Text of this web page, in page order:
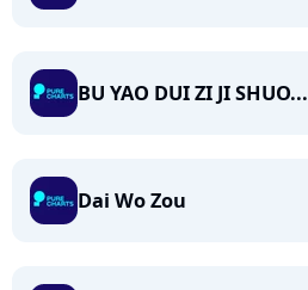
BU YAO DUI ZI JI SHUO...
Dai Wo Zou